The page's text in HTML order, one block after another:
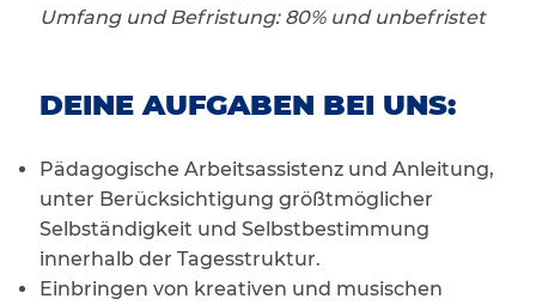
Umfang und Befristung: 80% und unbefristet
DEINE AUFGABEN BEI UNS:
Pädagogische Arbeitsassistenz und Anleitung,
unter Berücksichtigung größtmöglicher
Selbständigkeit und Selbstbestimmung
innerhalb der Tagesstruktur.
Einbringen von kreativen und musischen